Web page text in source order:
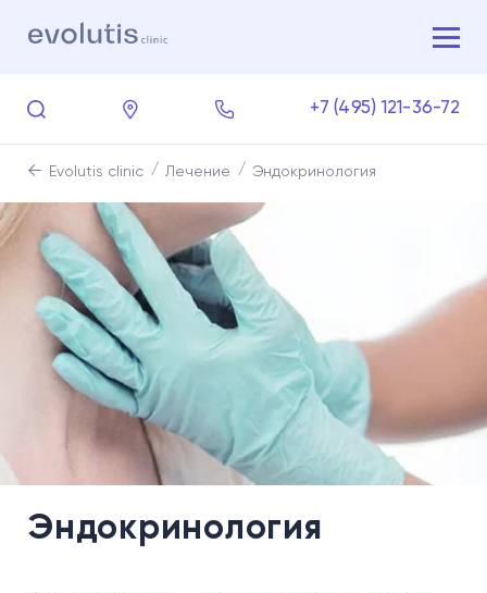
+7 (495) 121-36-72
Evolutis clinic Лечение Эндокринология
Эндокринология